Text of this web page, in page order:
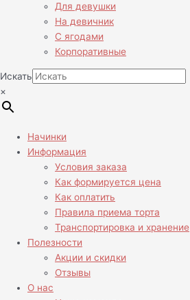
Для девушки
На девичник
С ягодами
Корпоративные
Искать
×
Начинки
Информация
Условия заказа
Как формируется цена
Как оплатить
Правила приема торта
Транспортировка и хранение
Полезности
Акции и скидки
Отзывы
О нас